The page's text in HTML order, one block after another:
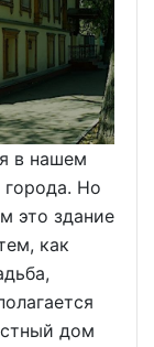
в нашем
Но
это здание
как
дом